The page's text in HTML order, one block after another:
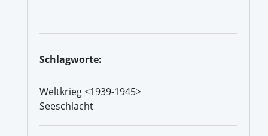
Schlagworte:
Weltkrieg <1939-1945>
Seeschlacht